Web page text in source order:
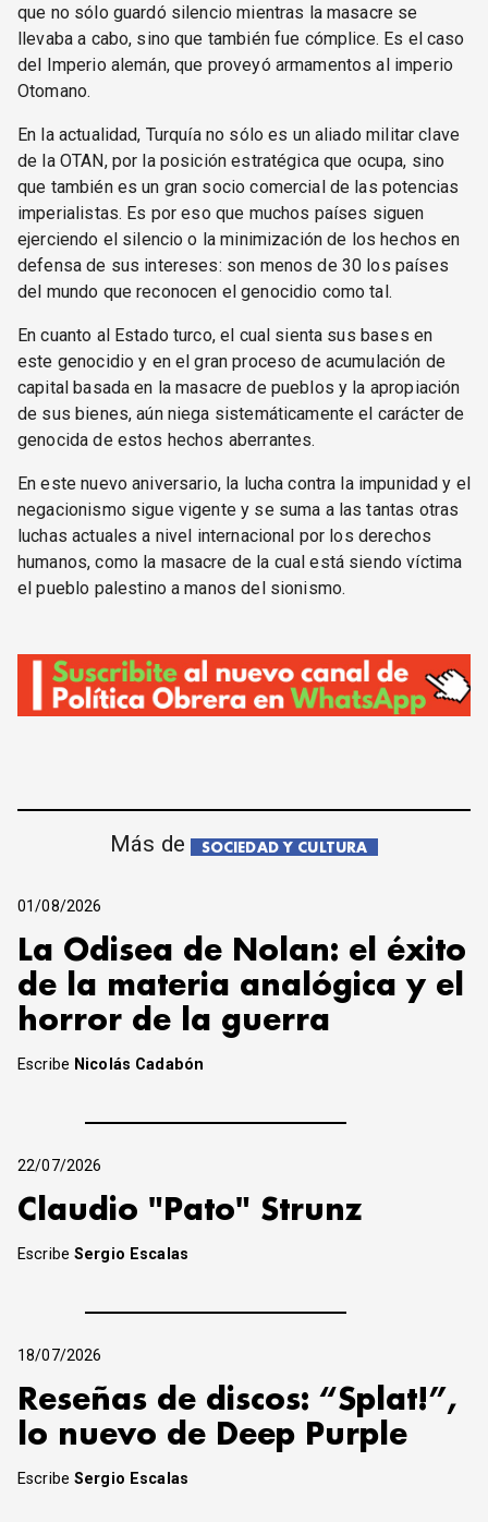
que no sólo guardó silencio mientras la masacre se
llevaba a cabo, sino que también fue cómplice. Es el caso
del Imperio alemán, que proveyó armamentos al imperio
Otomano.
En la actualidad, Turquía no sólo es un aliado militar clave
de la OTAN, por la posición estratégica que ocupa, sino
que también es un gran socio comercial de las potencias
imperialistas. Es por eso que muchos países siguen
ejerciendo el silencio o la minimización de los hechos en
defensa de sus intereses: son menos de 30 los países
del mundo que reconocen el genocidio como tal.
En cuanto al Estado turco, el cual sienta sus bases en
este genocidio y en el gran proceso de acumulación de
capital basada en la masacre de pueblos y la apropiación
de sus bienes, aún niega sistemáticamente el carácter de
genocida de estos hechos aberrantes.
En este nuevo aniversario, la lucha contra la impunidad y el
negacionismo sigue vigente y se suma a las tantas otras
luchas actuales a nivel internacional por los derechos
humanos, como la masacre de la cual está siendo víctima
el pueblo palestino a manos del sionismo.
Más de SOCIEDAD Y CULTURA
01/08/2026
La Odisea de Nolan: el éxito
de la materia analógica y el
horror de la guerra
Escribe Nicolás Cadabón
22/07/2026
Claudio "Pato" Strunz
EscribeSergio Escalas
18/07/2026
Reseñas de discos: “Splat!”,
lo nuevo de Deep Purple
EscribeSergio Escalas